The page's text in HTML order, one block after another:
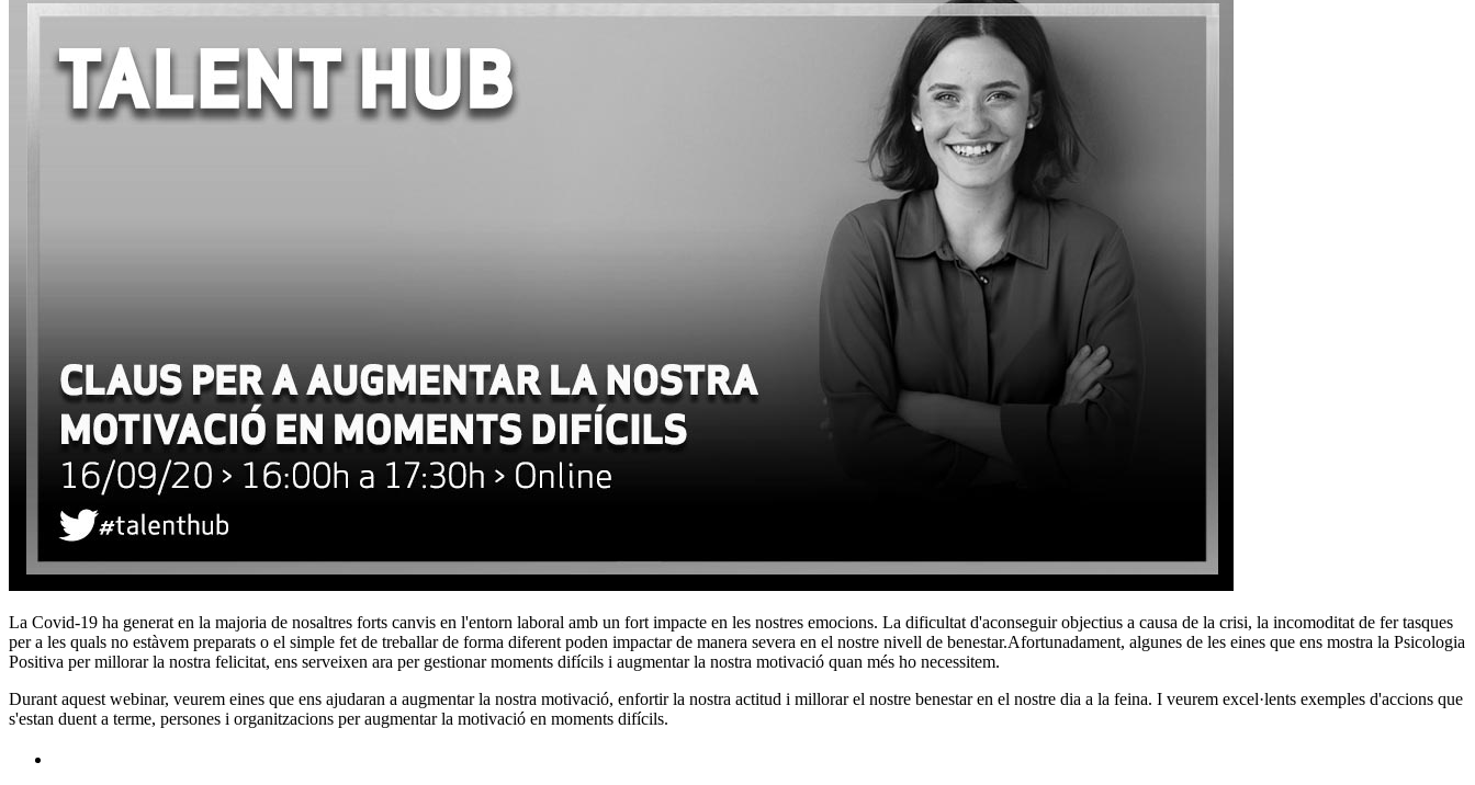
La Covid-19 ha generat en la majoria de nosaltres forts canvis en l'entorn laboral amb un fort impacte en les nostres emocions. La dificultat d'aconseguir objectius a causa de la crisi, la incomoditat de fer tasques
per a les quals no estàvem preparats o el simple fet de treballar de forma diferent poden impactar de manera severa en el nostre nivell de benestar.Afortunadament, algunes de les eines que ens mostra la Psicologia
Positiva per millorar la nostra felicitat, ens serveixen ara per gestionar moments difícils i augmentar la nostra motivació quan més ho necessitem.
Durant aquest webinar, veurem eines que ens ajudaran a augmentar la nostra motivació, enfortir la nostra actitud i millorar el nostre benestar en el nostre dia a la feina. I veurem excel·lents exemples d'accions que
s'estan duent a terme, persones i organitzacions per augmentar la motivació en moments difícils.